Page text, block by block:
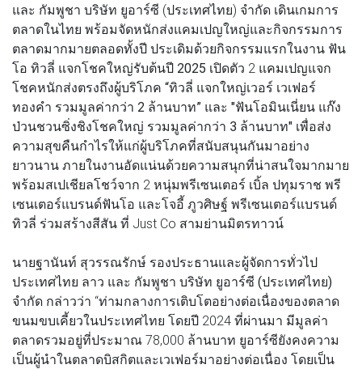
และ กัมพูชา บริษัท ยูอาร์ซี (ประเทศไทย) จำกัด เดินเกมการ
ตลาดในไทย พร้อมจัดหนักส่งแคมเปญใหญ่และกิจกรรมการ
ตลาดมากมายตลอดทั้งปี ประเดิมด้วยกิจกรรมแรกในงาน ฟัน
โอ ทิวลี่ แจกโชคใหญ่รับต้นปี 2025 เปิดตัว 2 แคมเปญแจก
โชคหนักส่งตรงถึงผู้บริโภค “ทิวลี่ แจกใหญ่เวอร์ เวเฟอร์
ทองคำ รวมมูลค่ากว่า 2 ล้านบาท” และ "ฟันโอมินเนี่ยน แก๊ง
ป่วนชวนซิ่งชิงโชคใหญ่ รวมมูลค่ากว่า 3 ล้านบาท" เพื่อส่ง
ความสุขคืนกำไรให้แก่ผู้บริโภคที่สนับสนุนกันมาอย่าง
ยาวนาน ภายในงานอัดแน่นด้วยความสนุกที่น่าสนใจมากมาย
พร้อมสเปเชียลโชว์จาก 2 หนุ่มพรีเซนเตอร์ เบิ้ล ปทุมราช พรี
เซนเตอร์แบรนด์ฟันโอ และโจอี้ ภูวศิษฐ์ พรีเซนเตอร์แบรนด์
ทิวลี่ ร่วมสร้างสีสัน ที่ Just Co สามย่านมิตรทาวน์
นายฐานันท์ สุวรรณรักษ์ รองประธานและผู้จัดการทั่วไป
ประเทศไทย ลาว และ กัมพูชา บริษัท ยูอาร์ซี (ประเทศไทย)
จำกัด กล่าวว่า “ท่ามกลางการเติบโตอย่างต่อเนื่องของตลาด
ขนมขบเคี้ยวในประเทศไทย โดยปี 2024 ที่ผ่านมา มีมูลค่า
ตลาดรวมอยู่ที่ประมาณ 78,000 ล้านบาท ยูอาร์ซียังคงความ
เป็นผู้นำในตลาดบิสกิตและเวเฟอร์มาอย่างต่อเนื่อง โดยเป็น